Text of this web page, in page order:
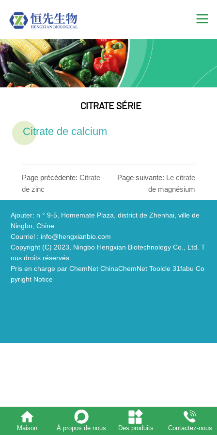
CITRATE SÉRIE
Citrate de calcium
Page précédente: Citrate
de zinc
Page suivante: Le citrate
de magnésium
Ajouter: n ° 9-5, Homemate Plaza, district de Zhenhai, ville de
Ningbo, Chine
Courriel : info@hengxianbio.com
Copyright (C) 2023, Ningbo Hengxian Biotechnology Co., Ltd. T
ous droits réservés.
Pris en charge par ChemNet ChinaChemNet Toolcle 31fabu Co
pyright Notice
Maison À propos de nous Des produits Contactez-nous